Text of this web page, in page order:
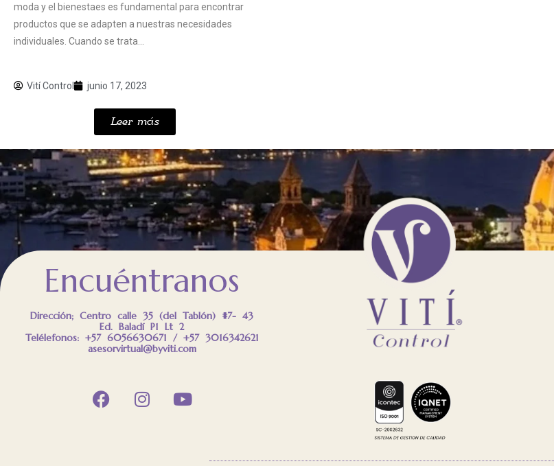
moda y el bienestaes es fundamental para encontrar
productos que se adapten a nuestras necesidades
individuales. Cuando se trata...
Vití Control junio 17, 2023
Leer más
Encuéntranos
Dirección; Centro calle 35 (del Tablón) #7- 43
Ed. Baladí P1 Lt 2
Telélefonos: +57 6056630671 / +57 3016342621
asesorvirtual@byviti.com